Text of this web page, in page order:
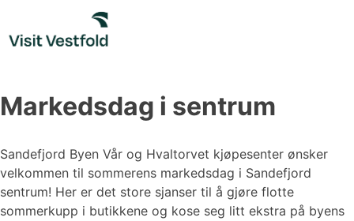
content
Markedsdag i sentrum
Sandefjord Byen Vår og Hvaltorvet kjøpesenter ønsker
velkommen til sommerens markedsdag i Sandefjord
sentrum! Her er det store sjanser til å gjøre flotte
sommerkupp i butikkene og kose seg litt ekstra på byens